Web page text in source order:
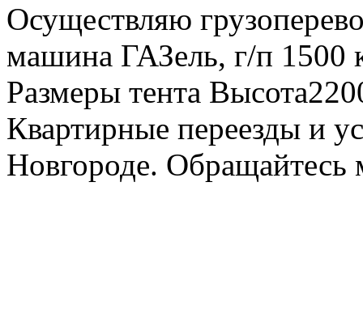
Осуществляю
машина ГАЗель, г/п 1500
Размеры тента
Квартирные переезды и
Новгороде.